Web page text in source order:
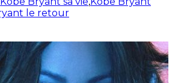
le retour